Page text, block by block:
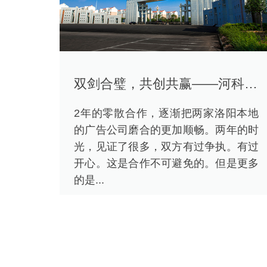
双剑合璧，共创共赢——河科大摩擦学院落成合作
2年的零散合作，逐渐把两家洛阳本地
的广告公司磨合的更加顺畅。两年的时
光，见证了很多，双方有过争执。有过
开心。这是合作不可避免的。但是更多
的是...